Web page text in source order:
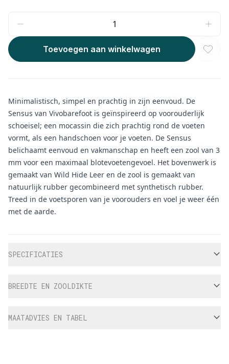
Toevoegen aan winkelwagen
Minimalistisch, simpel en prachtig in zijn eenvoud. De
Sensus van Vivobarefoot is geïnspireerd op voorouderlijk
schoeisel; een mocassin die zich prachtig rond de voeten
vormt, als een handschoen voor je voeten. De Sensus
belichaamt eenvoud en vakmanschap en heeft een zool van 3
mm voor een maximaal blotevoetengevoel. Het bovenwerk is
gemaakt van Wild Hide Leer en de zool is gemaakt van
natuurlijk rubber gecombineerd met synthetisch rubber.
Treed in de voetsporen van je voorouders en voel je weer één
met de aarde.
SPECIFICATIES
BREEDTE EN ZOOLDIKTE
MAATADVIES EN TABEL